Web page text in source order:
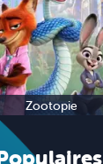
Zootopie